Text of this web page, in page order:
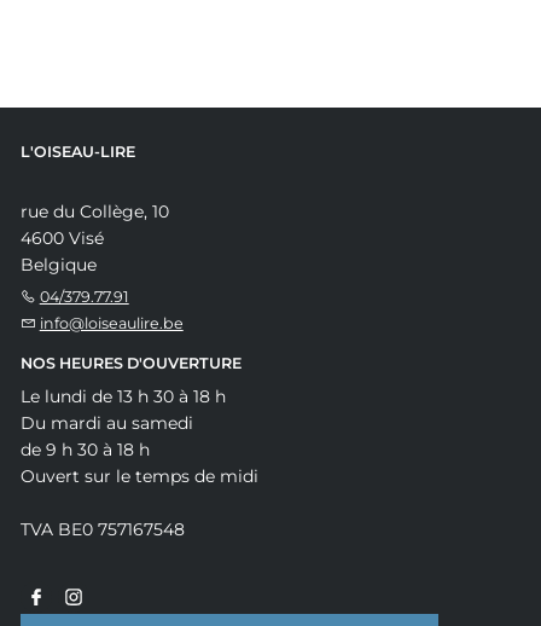
L'OISEAU-LIRE
rue du Collège, 10
4600 Visé
Belgique
04/379.77.91
info@loiseaulire.be
NOS HEURES D'OUVERTURE
Le lundi de 13 h 30 à 18 h
Du mardi au samedi
de 9 h 30 à 18 h
Ouvert sur le temps de midi
TVA BE0 757167548